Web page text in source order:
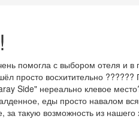
помогла с выбором отеля и в
просто восхитительно ??????
Side" нереально клевое
еды просто навалом
такую возможность из нашего